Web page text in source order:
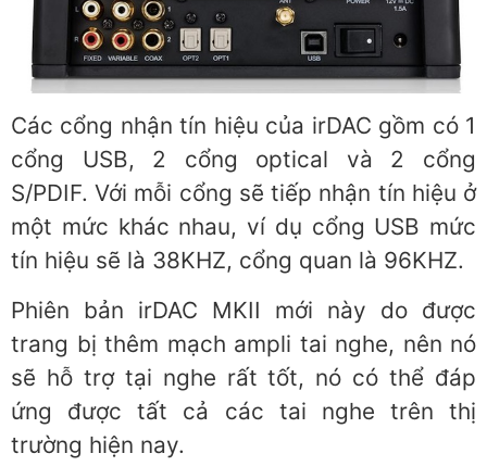
Các cổng nhận tín hiệu của irDAC gồm có 1
cổng USB, 2 cổng optical và 2 cổng
S/PDIF. Với mỗi cổng sẽ tiếp nhận tín hiệu ở
một mức khác nhau, ví dụ cổng USB mức
tín hiệu sẽ là 38KHZ, cổng quan là 96KHZ.
Phiên bản irDAC MKII mới này do được
trang bị thêm mạch ampli tai nghe, nên nó
sẽ hỗ trợ tại nghe rất tốt, nó có thể đáp
ứng được tất cả các tai nghe trên thị
trường hiện nay.